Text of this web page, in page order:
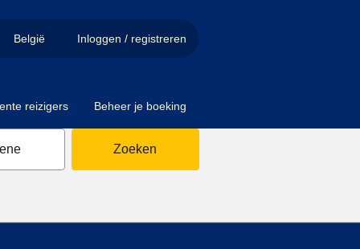
België Inloggen / registreren
reizigers Beheer je boeking
Zoeken